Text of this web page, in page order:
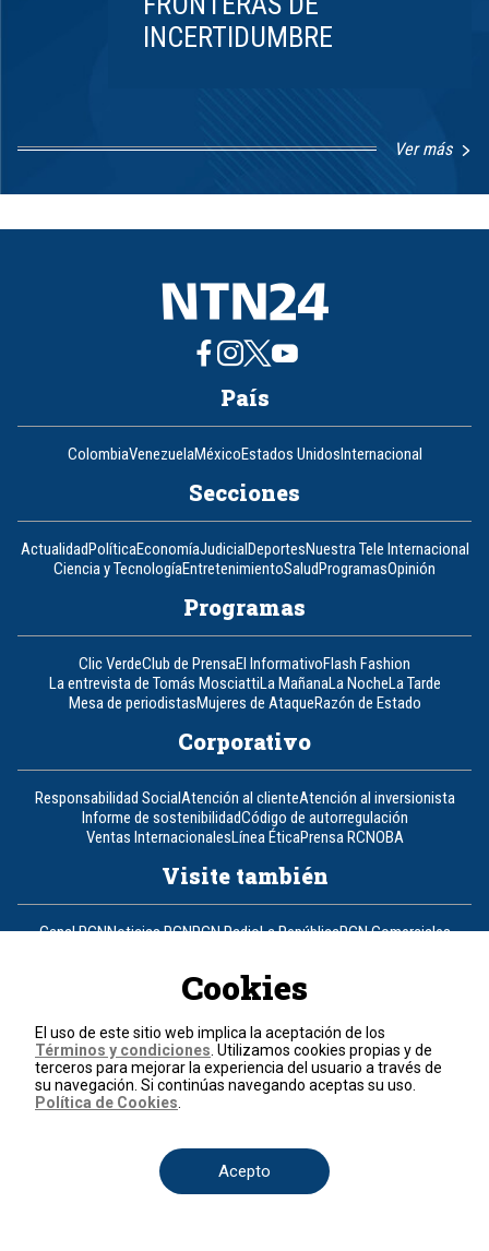
INCERTIDUMBRE
Ver más
8
País
ColombiaVenezuelaMéxicoEstados UnidosInternacional
Secciones
ActualidadPolíticaEconomíaJudicialDeportesNuestra Tele Internacional
Ciencia y TecnologíaEntretenimientoSaludProgramasOpinión
Programas
Clic VerdeClub de PrensaEl InformativoFlash Fashion
La entrevista de Tomás MosciattiLa MañanaLa NocheLa Tarde
Mesa de periodistasMujeres de AtaqueRazón de Estado
Corporativo
Responsabilidad SocialAtención al clienteAtención al inversionista
Informe de sostenibilidadCódigo de autorregulación
Ventas InternacionalesLínea ÉticaPrensa RCNOBA
Visite también
Canal RCNNoticias RCNRCN RadioLa RepúblicaRCN Comerciales
Un producto de RCN Televisión
Contáctenos
Teléfono+57 (601) 426 92 92
Términos y condiciones
© 2026, RCN Medios.
Cookies
El uso de este sitio web implica la aceptación de los
Términos y condiciones . Utilizamos cookies propias y de
terceros para mejorar la experiencia del usuario a través de
su navegación. Si continúas navegando aceptas su uso.
Política de Cookies
Acepto